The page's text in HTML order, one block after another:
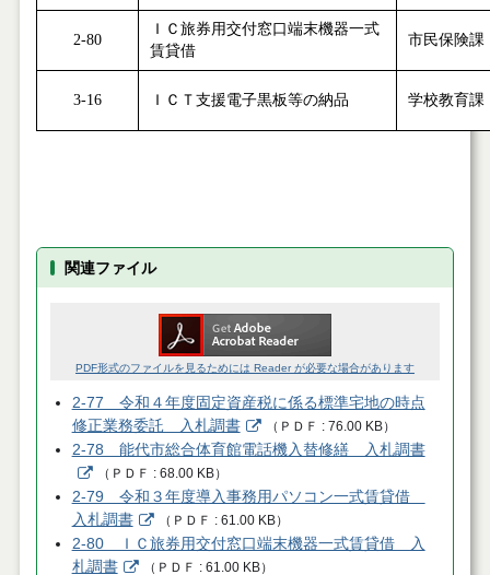
2-80
ＩＣ旅券用交付窓口端末機器一式
賃貸借
市民保険課
3-16 ＩＣＴ支援電子黒板等の納品 学校教育課
関連ファイル
PDF形式のファイルを見るためには Reader が必要な場合があります
2-77 令和４年度固定資産税に係る標準宅地の時点
修正業務委託 入札調書
（ ＰＤＦ 76.00 KB）
2-78 能代市総合体育館電話機入替修繕 入札調書
（ ＰＤＦ 68.00 KB）
2-79 令和３年度導入事務用パソコン一式賃貸借
入札調書
（ ＰＤＦ 61.00 KB）
2-80 ＩＣ旅券用交付窓口端末機器一式賃貸借 入
札調書
（ ＰＤＦ 61.00 KB）